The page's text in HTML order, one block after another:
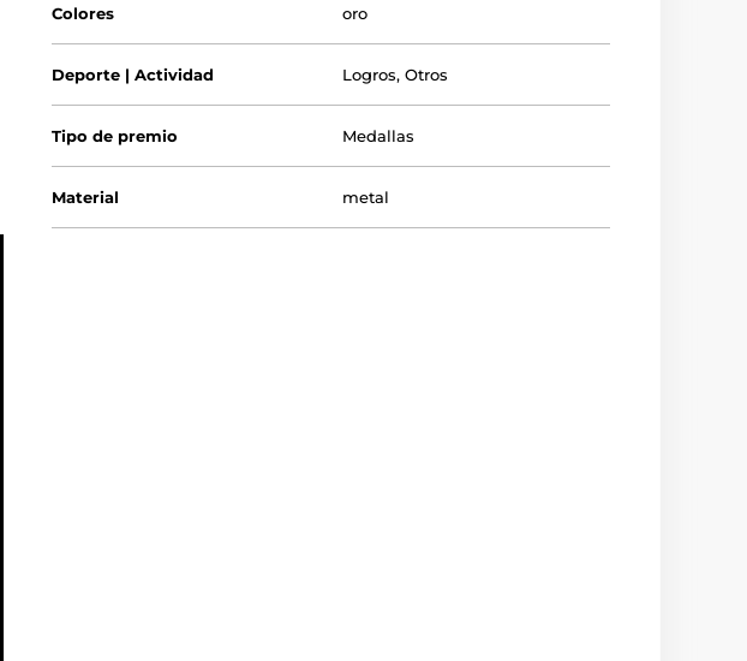
Colores oro
Deporte | Actividad Logros,Otros
Tipo de premio Medallas
Material metal